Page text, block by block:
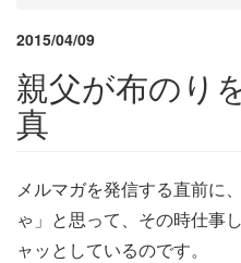
2015/04/09
親父が布のり
真
メルマガを発信する直前に
ゃ」と思って、その時仕事
ャッとしているのです。